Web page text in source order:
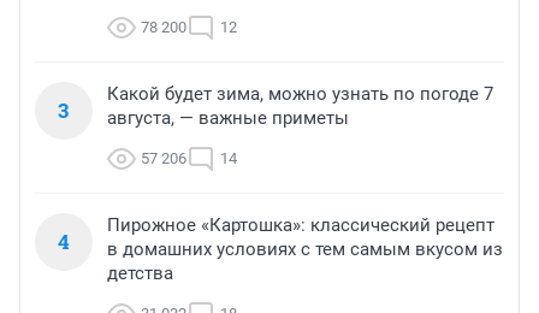
78 200 12
3
Какой будет зима, можно узнать по погоде 7
августа, — важные приметы
57 206 14
4
Пирожное «Картошка»: классический рецепт
в домашних условиях с тем самым вкусом из
детства